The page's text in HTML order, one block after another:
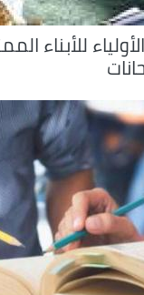
للأبناء